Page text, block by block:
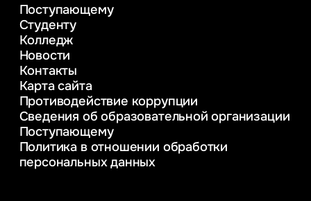
деятельности
Психолого-педагогическое
консультирование и медиация
в образовании
Управление инновационным развитием
предприятия
Уголовное право
Информационные технологии в бизнесе
Информационное и программное
обеспечение бизнес процессов
Управление человеческими ресурсами
Поступающему
Студенту
Колледж
Новости
Контакты
Карта сайта
Противодействие коррупции
Сведения об образовательной организации
Поступающему
Политика в отношении обработки
персональных данных